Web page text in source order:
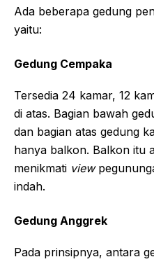
Ada beberapa gedung
yaitu:
Gedung Cempaka
Tersedia 24 kamar, 12
di atas. Bagian bawah
dan bagian atas gedung
hanya balkon. Balkon itu
menikmati view
indah.
Gedung Anggrek
Pada prinsipnya, antara